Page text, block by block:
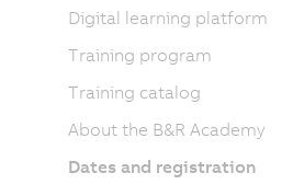
Digital learning platform
Training program
Training catalog
About the B&R Academy
Dates and registration